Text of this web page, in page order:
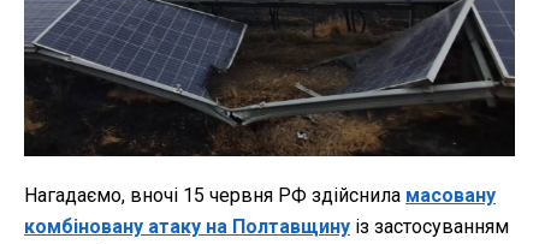
Нагадаємо, вночі 15 червня РФ здійснила масовану
комбіновану атаку на Полтавщину із застосуванням